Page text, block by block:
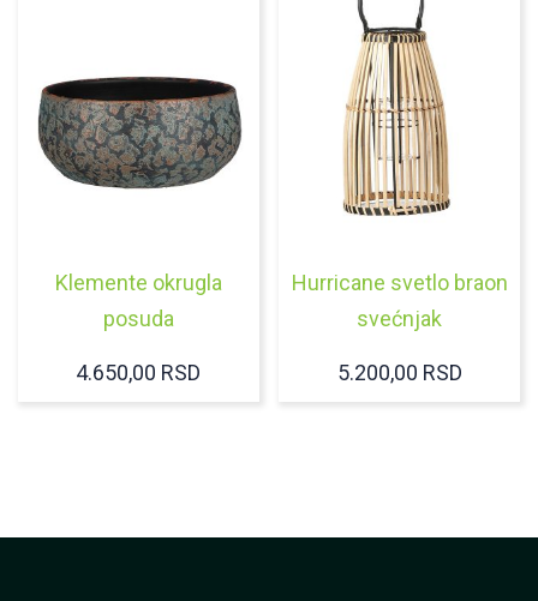
Klemente okrugla
posuda
4.650,00 RSD
Hurricane svetlo braon
svećnjak
5.200,00 RSD